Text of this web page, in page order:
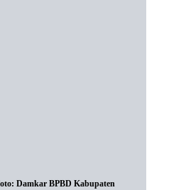
Damkar BPBD Kabupaten